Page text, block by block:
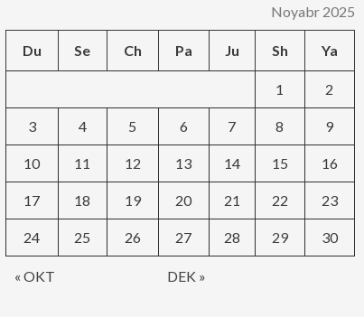
Noyabr 2025
Du Se Ch Pa Ju Sh Ya
« OKT DEK »
1 2
3 4 5 6 7 8 9
10 11 12 13 14 15 16
17 18 19 20 21 22 23
24 25 26 27 28 29 30